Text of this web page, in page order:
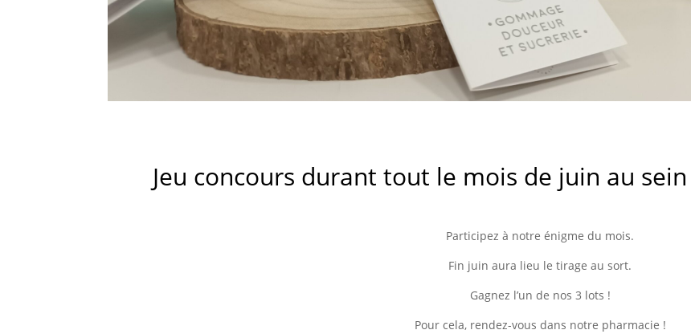
Jeu concours durant tout le mois de juin au
Participez à notre énigme du mois.
Fin juin aura lieu le tirage au sort.
Gagnez l’un de nos 3 lots !
Pour cela, rendez-vous dans notre pharmacie !